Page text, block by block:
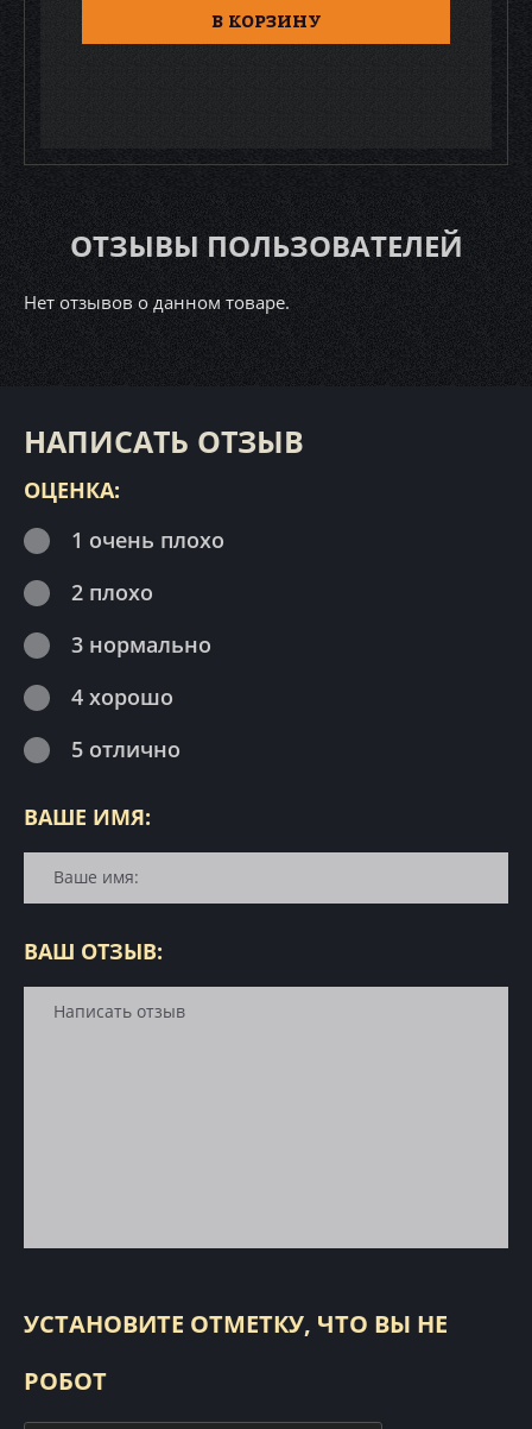
В КОРЗИНУ
ОТЗЫВЫ ПОЛЬЗОВАТЕЛЕЙ
Нет отзывов о данном товаре.
НАПИСАТЬ ОТЗЫВ
ОЦЕНКА:
1 очень плохо
2 плохо
3 нормально
4 хорошо
5 отлично
ВАШЕ ИМЯ:
ВАШ ОТЗЫВ:
УСТАНОВИТЕ ОТМЕТКУ, ЧТО ВЫ НЕ
РОБОТ